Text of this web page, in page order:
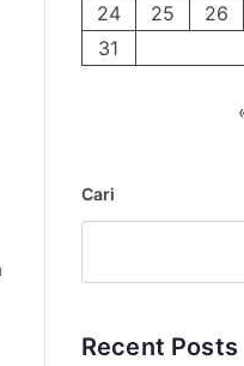
24
25 26
31
Cari
Recent Posts